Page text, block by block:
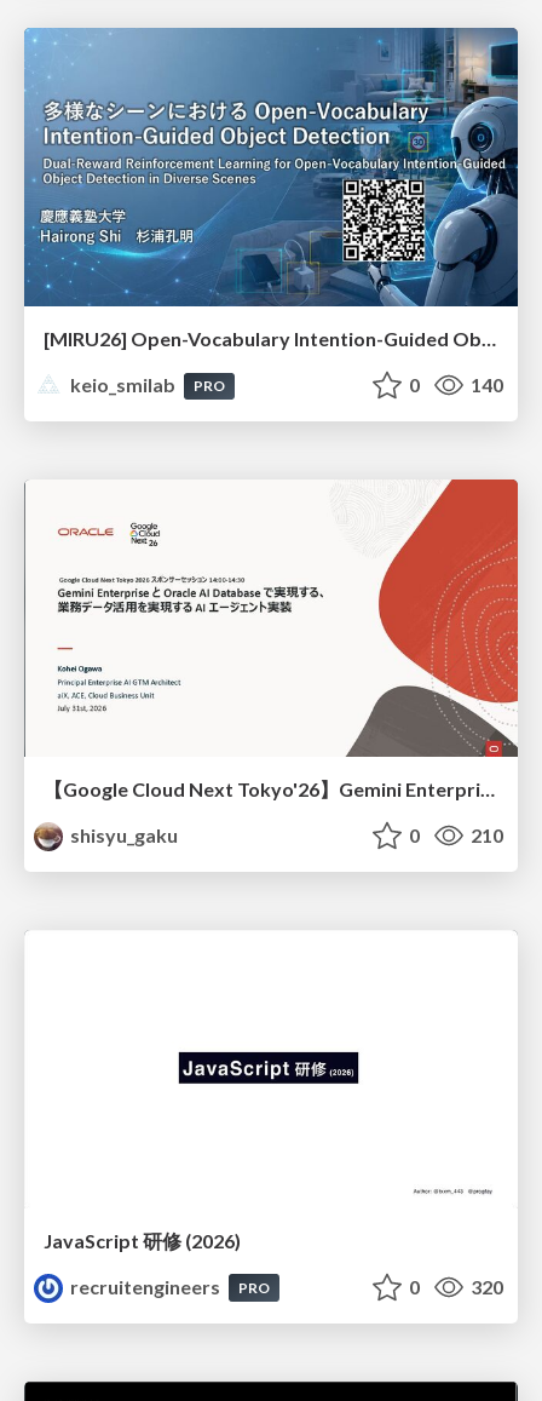
[MIRU26] Open-Vocabulary Intention-Guided Object Detection in Diverse Scenes
keio_smilab
PRO 0 140
【Google Cloud Next Tokyo'26】Gemini Enterprise と Oracle AI Database で実現する、 業務データ活用を実現する AI エージェント実装
shisyu_gaku
0 210
JavaScript 研修 (2026)
recruitengineers
PRO 0 320